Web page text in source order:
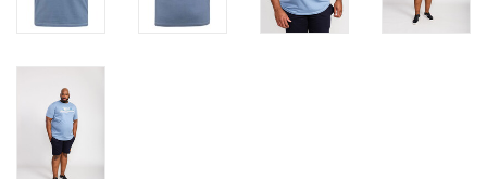
WERKKLEDING
OVERIG